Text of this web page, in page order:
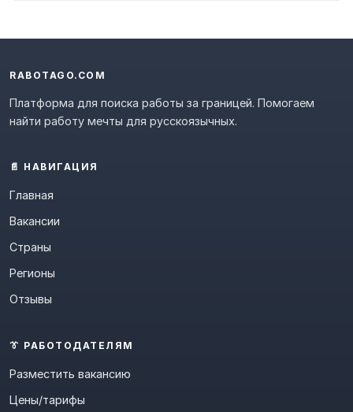
RABOTAGO.COM
Платформа для поиска работы за границей. Помогаем
найти работу мечты для русскоязычных.
📄 НАВИГАЦИЯ
Главная
Вакансии
Страны
Регионы
Отзывы
👔 РАБОТОДАТЕЛЯМ
Разместить вакансию
Цены/тарифы